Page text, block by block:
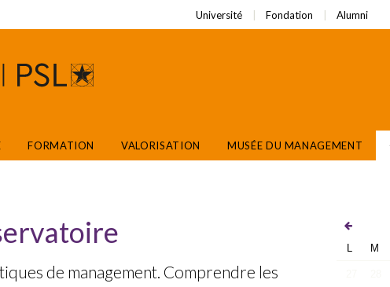
Université Fondation Alumni
FORMATION VALORISATION MUSÉE DU MANAGEMENT
de management. Comprendre les
L M